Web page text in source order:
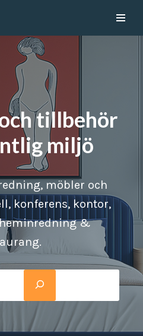
tillbehör
miljö
möbler och
konferens, kontor,
&